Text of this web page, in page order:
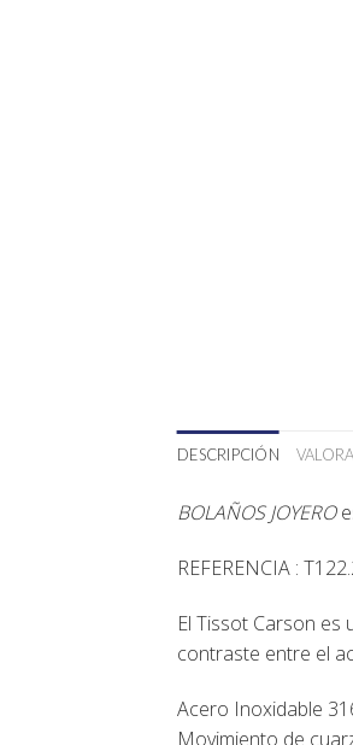
DESCRIPCIÓN
BOLAÑOS JOYERO
REFERENCIA :
El Tissot Carson es
contraste entre el
Acero Inoxidable
Movimiento de